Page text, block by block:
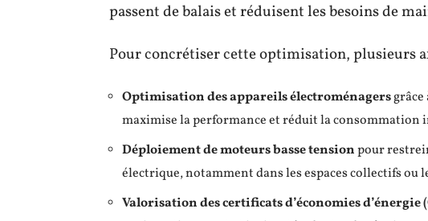
passent de balais et réduisent les besoins de
Pour concrétiser cette optimisation, plusieurs
Optimisation des appareils électroménagers
maximise la performance et réduit la consommation
Déploiement de moteurs basse tensionpour
électrique, notamment dans les espaces collectifs ou
Valorisation des certificats d’économies d’énergie